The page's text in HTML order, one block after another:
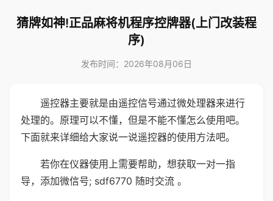
猜牌如神!正品麻将机程序控牌器(上门改装程
序)
发布时间：2026年08月06日
遥控器主要就是由遥控信号通过微处理器来进行
处理的。原理可以不懂，但是不能不懂怎么使用吧。
下面就来详细给大家说一说遥控器的使用方法吧。
若你在仪器使用上需要帮助，想获取一对一指
导，添加微信号; sdf6770 随时交流 。